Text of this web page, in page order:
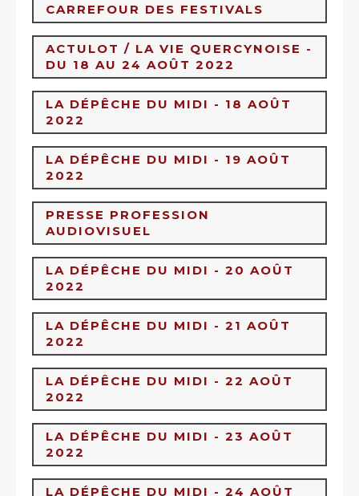
ÉCOUTER CES INTERVIEWS SUR LE
SITE DE LA RADIO
ÉCOUTER CES INTERVIEWS SUR LE
SITE DE LA RADIO
CES CHRONIQUES VAGABONDES
PEUVENT ÊTRE ÉCOUTÉES SURLE
SITE DE LA RADIO
VOIR L'ARTICLE EN LIGNE
CARREFOUR DES FESTIVALS
ACTULOT / LA VIE QUERCYNOISE -
DU 18 AU 24 AOÛT 2022
LA DÉPÊCHE DU MIDI - 18 AOÛT
2022
LA DÉPÊCHE DU MIDI - 19 AOÛT
2022
PRESSE PROFESSION
AUDIOVISUEL
LA DÉPÊCHE DU MIDI - 20 AOÛT
2022
LA DÉPÊCHE DU MIDI - 21 AOÛT
2022
LA DÉPÊCHE DU MIDI - 22 AOÛT
2022
LA DÉPÊCHE DU MIDI - 23 AOÛT
2022
LA DÉPÊCHE DU MIDI - 24 AOÛT